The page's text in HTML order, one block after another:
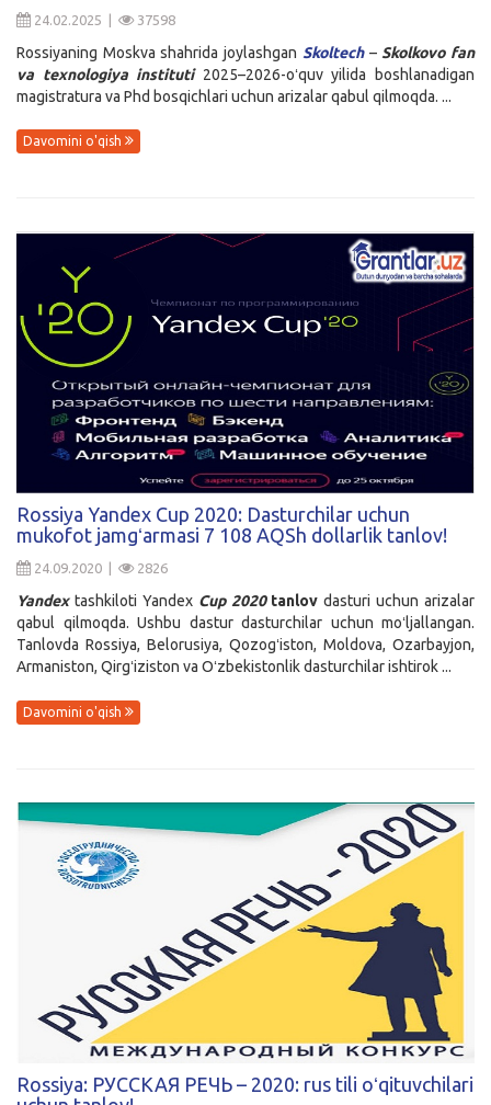
24.02.2025 | 37598
Rossiyaning Moskva shahrida joylashgan Skoltech– Skolkovo fan
va texnologiya instituti2025–2026-oʻquv yilida boshlanadigan
magistratura va Phd bosqichlari uchun arizalar qabul qilmoqda. ...
Davomini o'qish
Rossiya Yandex Cup 2020: Dasturchilar uchun
mukofot jamgʻarmasi 7 108 AQSh dollarlik tanlov!
24.09.2020 | 2826
Yandex tashkiloti YandexCup 2020 tanlovdasturi uchun arizalar
qabul qilmoqda. Ushbu dastur dasturchilar uchun moʻljallangan.
Tanlovda Rossiya, Belorusiya, Qozogʻiston, Moldova, Ozarbayjon,
Armaniston, Qirgʻiziston va Oʻzbekistonlik dasturchilar ishtirok ...
Davomini o'qish
Rossiya: РУССКАЯ РЕЧЬ – 2020: rus tili oʻqituvchilari